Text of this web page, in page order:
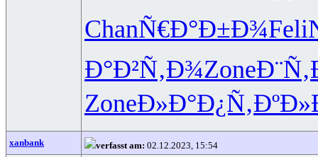
ChanÑ€Ð°Ð±Ð¾Feli
Ð°Ð²Ñ‚Ð¾Zone
ZoneÐ»Ð°Ð¿Ñ‚
xanbank verfasst am: 02.12.2023, 15:54